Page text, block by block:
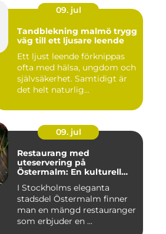
09. jul
Tandblekning malmö trygg
väg till ett ljusare leende
Ett ljust leende förknippas
ofta med hälsa, ungdom och
självsäkerhet. Samtidigt är
det helt naturlig...
09. jul
Restaurang med
uteservering på
Östermalm: En kulturell
I Stockholms eleganta
stadsdel Östermalm finner
man en mängd restauranger
som erbjuder en ...